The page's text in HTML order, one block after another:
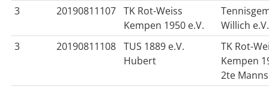
3 20190811107 TK Rot-Weiss
Kempen 1950 e.V.
Willich e.V.
3
20190811108 TUS 1889 e.V.
Hubert
TK Rot-
Kempen
2te